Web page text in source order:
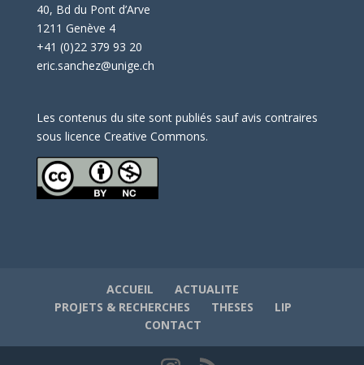
40, Bd du Pont d’Arve
1211 Genève 4
+41 (0)22 379 93 20
eric.sanchez@unige.ch
Les contenus du site sont publiés sauf avis contraires
sous licence Creative Commons.
ACCUEIL
ACTUALITE
PROJETS & RECHERCHES
THESES
LIP
CONTACT